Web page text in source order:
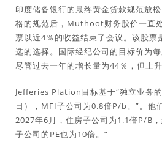
印度储备银行的最终黄金贷款规范放
格的规范后，Muthoot财务股价一直
票以近4％的收益结束了会议。该股
选的选择。国际经纪公司的目标价为
尽管过去一年的增长量为44％，但上升
Jefferies Plation目标基于“独立业务
日），MFI子公司为0.8倍P/b。”。他
2027年6月，住房子公司为1.1倍P/B
子公司的PE也为10倍。”